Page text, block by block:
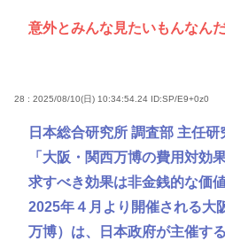
意外とみんな見たいもんなん
28 : 2025/08/10(日) 10:34:54.24 ID:SP/E9+0z0
日本総合研究所 調査部 主任
「大阪・関西万博の費用対効
求すべき効果は非金銭的な価
2025年４月より開催される大
万博）は、日本政府が主催す